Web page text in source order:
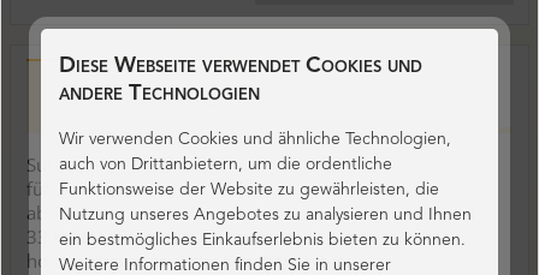
Beschreibung
Suchspiel
für 2–4 Spieler
ab 7 Jahren
33 Karten (62 mm x 100 mm)
hochwertige, handliche Schubschachtel
Diese Webseite verwendet Cookies und
andere Technologien
Wir verwenden Cookies und ähnliche Technologien,
auch von Drittanbietern, um die ordentliche
Funktionsweise der Website zu gewährleisten, die
Nutzung unseres Angebotes zu analysieren und Ihnen
ein bestmögliches Einkaufserlebnis bieten zu können.
Weitere Informationen finden Sie in unserer